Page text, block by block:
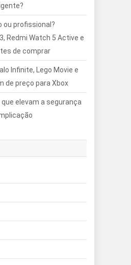
profissional?
Redmi Watch 5 Active e
de comprar
Infinite, Lego Movie e
de preço para Xbox
elevam a segurança